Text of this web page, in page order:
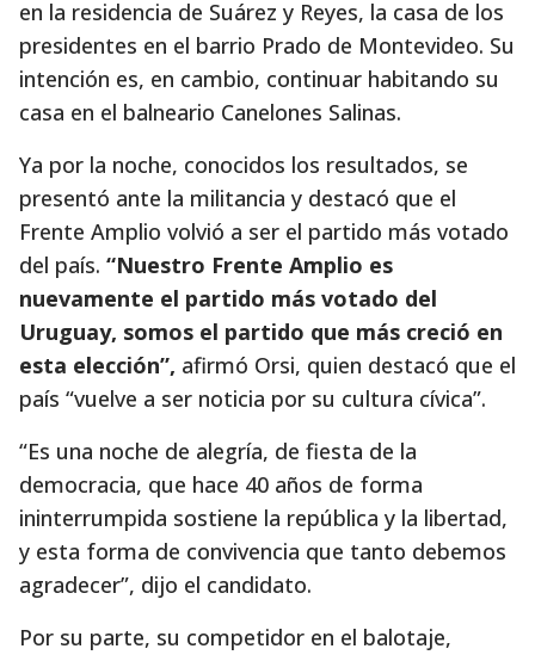
en la residencia de Suárez y Reyes, la casa de los
presidentes en el barrio Prado de Montevideo. Su
intención es, en cambio, continuar habitando su
casa en el balneario Canelones Salinas.
Ya por la noche, conocidos los resultados, se
presentó ante la militancia y destacó que el
Frente Amplio volvió a ser el partido más votado
del país. “Nuestro Frente Amplio es
nuevamente el partido más votado del
Uruguay, somos el partido que más creció en
esta elección”, afirmó Orsi, quien destacó que el
país “vuelve a ser noticia por su cultura cívica”.
“Es una noche de alegría, de fiesta de la
democracia, que hace 40 años de forma
ininterrumpida sostiene la república y la libertad,
y esta forma de convivencia que tanto debemos
agradecer”, dijo el candidato.
Por su parte, su competidor en el balotaje,